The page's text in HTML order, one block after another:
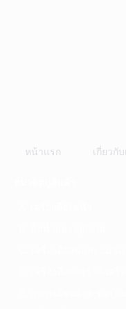
หน้าแรก เกี่ยวกับ
D. เครื่องมือก่อสร้าง-เค